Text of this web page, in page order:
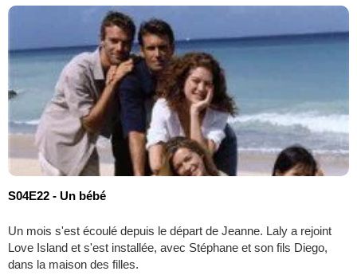
S04E22 - Un bébé
Un mois s'est écoulé depuis le départ de Jeanne. Laly a rejoint
Love Island et s'est installée, avec Stéphane et son fils Diego,
dans la maison des filles.